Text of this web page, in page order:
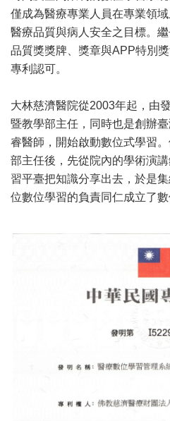
僅成為醫療專業人員在專業領
醫療品質與病人安全之目標。
品質獎獎牌、獎章與APP特別
專利認可。
大林慈濟醫院從2003年起，由
暨教學部主任，同時也是創辦
睿醫師，開始啟動數位式學習
部主任後，先從院內的學術演
習平臺把知識分享出去，於是
位數位學習的負責同仁成立了數